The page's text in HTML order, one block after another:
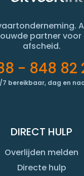
partner voor
afscheid.
- 848 82
7 bereikbaar, dag en
DIRECT HULP
Overlijden melden
Directe hulp